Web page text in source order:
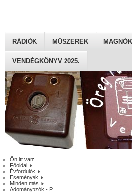
RÁDIÓK MŰSZEREK MAGNÓK
VENDÉGKÖNYV 2025.
Ön itt van:
Főoldal
Évfordulók
Események
Minden más
Adományozók - P